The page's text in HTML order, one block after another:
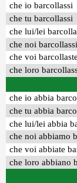
che io barcollassi
che tu barcollassi
che lui/lei
che noi
che voi barcollaste
che loro
che io abbia
che tu abbia
che lui/lei abbia
che noi abbiamo
che voi abbiate
che loro abbiano